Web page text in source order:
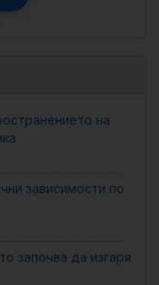
на
зависимости по
започва да изгаря